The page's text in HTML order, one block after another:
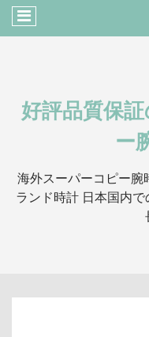
好評品質保
ー
海外スーパーコピー腕
ランド時計 日本国内